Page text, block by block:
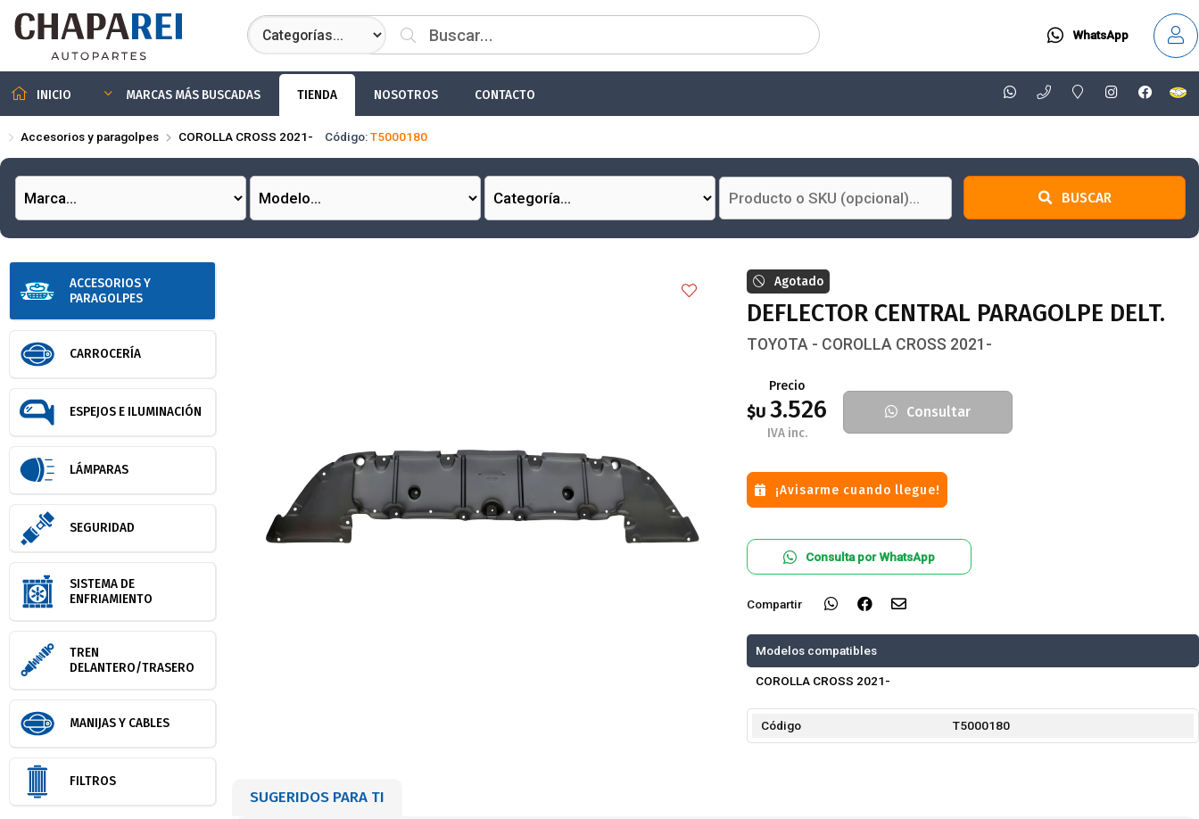
Compartir por email
WhatsApp
INICIO MARCAS MÁS BUSCADAS TIENDA NOSOTROS CONTACTO
Accesorios y paragolpes COROLLA CROSS 2021- Código:T5000180
BUSCAR
ACCESORIOS Y
PARAGOLPES
CARROCERÍA
ESPEJOS E ILUMINACIÓN
LÁMPARAS
SEGURIDAD
SISTEMA DE
ENFRIAMIENTO
TREN
DELANTERO/TRASERO
MANIJAS Y CABLES
FILTROS
Agotado
DEFLECTOR CENTRAL PARAGOLPE DELT.
TOYOTA - COROLLA CROSS 2021-
Precio
$U 3.526
IVA inc.
Consultar
¡Avisarme cuando llegue!
Consulta por WhatsApp
Compartir
Modelos compatibles
COROLLA CROSS 2021-
Código T5000180
SUGERIDOS PARA TI